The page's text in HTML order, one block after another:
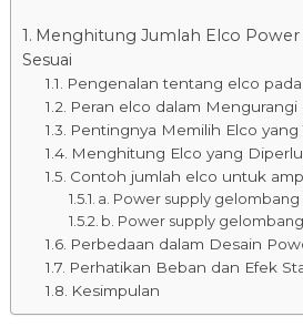
Menghitung Jumlah Elco
Sesuai
Pengenalan tentang elco
Peran elco dalam Mengurangi
Pentingnya Memilih Elco yang
Menghitung Elco yang
Contoh jumlah elco untuk
a. Power supply gelombang
b. Power supply
Perbedaan dalam Desain
Perhatikan Beban dan Efek
Kesimpulan